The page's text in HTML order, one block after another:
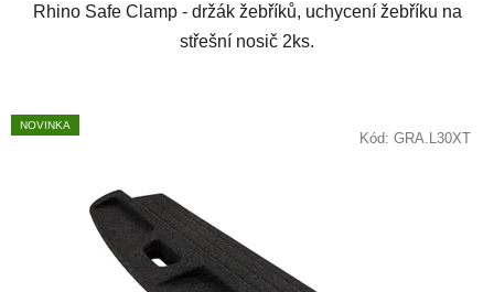
Rhino Safe Clamp - držák žebříků, uchycení žebříku na
střešní nosič 2ks.
NOVINKA
Kód: GRA.L30XT